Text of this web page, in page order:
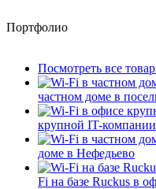
Портфолио
Посмотреть все
частном доме в
крупной IT-компании
доме в Нефедьево
Fi на базе Ruckus в